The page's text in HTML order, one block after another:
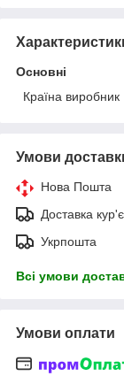
Основні
Країна виробник
Умови
Нова Пошта
Доставка
Укрпошта
Всі умови
Умови оплати